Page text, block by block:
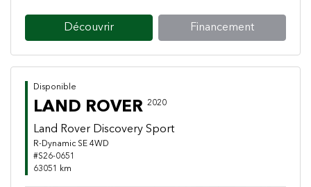
Découvrir Financement
Disponible
LAND ROVER 2020
Land Rover Discovery Sport
R-Dynamic SE 4WD
#S26-0651
63051 km